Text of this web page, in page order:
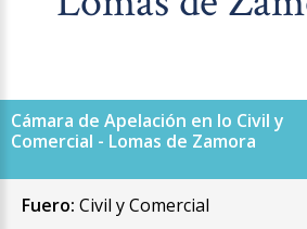
Cámara de Apelación en lo Civil y
Comercial - Lomas de Zamora
Fuero: Civil y Comercial